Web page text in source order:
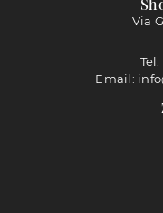
Via
Email: